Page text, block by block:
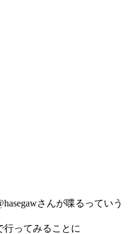
さんが喋るっていう
行ってみることに